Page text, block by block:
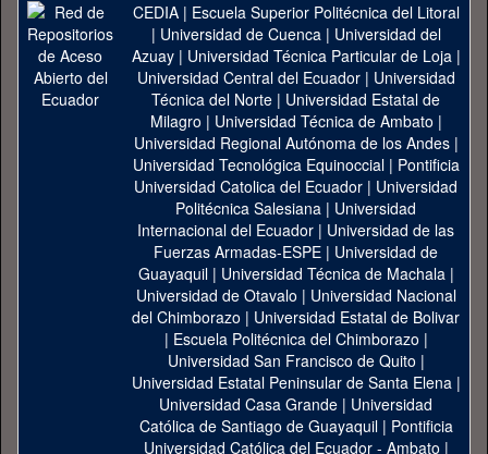
CEDIA| Escuela Superior Politécnica del Litoral
| Universidad de Cuenca| Universidad del
Azuay| Universidad Técnica Particular de Loja|
Universidad Central del Ecuador| Universidad
Técnica del Norte | Universidad Estatal de
Milagro | Universidad Técnica de Ambato |
Universidad Regional Autónoma de los Andes|
Universidad Tecnológica Equinoccial| Pontificia
Universidad Catolica del Ecuador | Universidad
Politécnica Salesiana | Universidad
Internacional del Ecuador | Universidad de las
Fuerzas Armadas-ESPE | Universidad de
Guayaquil| Universidad Técnica de Machala|
Universidad de Otavalo | Universidad Nacional
del Chimborazo | Universidad Estatal de Bolivar
| Escuela Politécnica del Chimborazo |
Universidad San Francisco de Quito |
Universidad Estatal Peninsular de Santa Elena|
Universidad Casa Grande | Universidad
Católica de Santiago de Guayaquil| Pontificia
Universidad Católica del Ecuador - Ambato |